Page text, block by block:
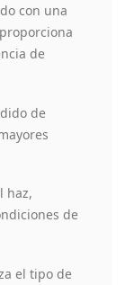
con una
de
de
haz,
de
el tipo de